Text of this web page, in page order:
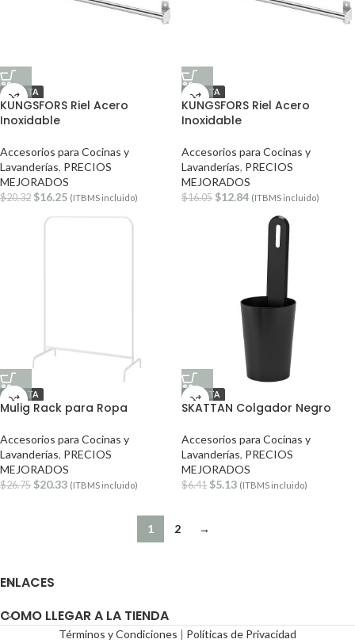
OFERTA
KUNGSFORS Riel Acero
Inoxidable
Accesorios para Cocinas y
Lavanderías, PRECIOS
MEJORADOS
$20.32 $16.25 (ITBMS incluido)
OFERTA
KUNGSFORS Riel Acero
Inoxidable
Accesorios para Cocinas y
Lavanderías, PRECIOS
MEJORADOS
$16.05 $12.84 (ITBMS incluido)
OFERTA
Mulig Rack para Ropa
Accesorios para Cocinas y
Lavanderías, PRECIOS
MEJORADOS
$26.75 $20.33 (ITBMS incluido)
OFERTA
SKATTAN Colgador Negro
Accesorios para Cocinas y
Lavanderías, PRECIOS
MEJORADOS
$6.41 $5.13 (ITBMS incluido)
1 2 →
ENLACES
COMO LLEGAR A LA TIENDA
Términos y Condiciones | Políticas de Privacidad